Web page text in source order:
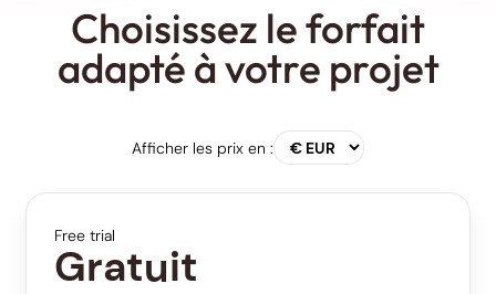
Choisissez le forfait
adapté à votre projet
Afficher les prix en :
Free trial
Gratuit